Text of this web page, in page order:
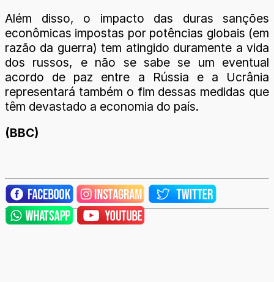
Além disso, o impacto das duras sanções
econômicas impostas por potências globais (em
razão da guerra) tem atingido duramente a vida
dos russos, e não se sabe se um eventual
acordo de paz entre a Rússia e a Ucrânia
representará também o fim dessas medidas que
têm devastado a economia do país.
(BBC)